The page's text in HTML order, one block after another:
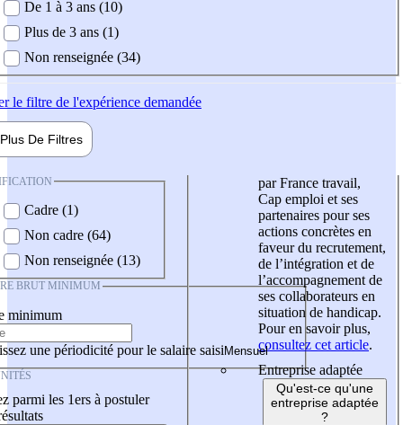
De 1 à 3 ans (10)
Plus de 3 ans (1)
Non renseignée (34)
le filtre de l'expérience demandée
Plus De Filtres
Cadre (1)
Non cadre (64)
Non renseignée (13)
BRUT MINIMUM
minimum
une périodicité pour le salaire saisi
parmi les 1ers à postuler
par France travail,
Cap emploi et ses
partenaires pour ses
actions concrètes en
faveur du recrutement,
de l’intégration et de
l’accompagnement de
ses collaborateurs en
situation de handicap.
Pour en savoir plus,
consultez cet article.
Entreprise adaptée
Qu'est-ce qu'une
entreprise adaptée
?